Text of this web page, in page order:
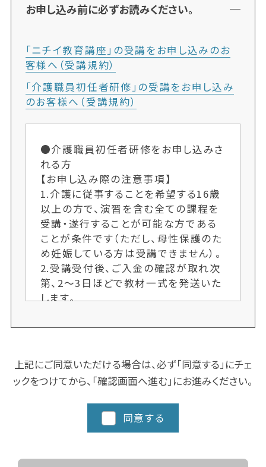
お申し込み前に必ずお読みください。
「ニチイ教育講座」の受講をお申し込みのお
客様へ（受講規約）
「介護職員初任者研修」の受講をお申し込み
のお客様へ（受講規約）
●介護職員初任者研修をお申し込みさ
れる方
【お申し込み際の注意事項】
1.介護に従事することを希望する16歳
以上の方で、演習を含む全ての課程を
受講・遂行することが可能な方である
ことが条件です（ただし、母性保護のた
め妊娠している方は受講できません）。
2.受講受付後、ご入金の確認が取れ次
第、2〜3日ほどで教材一式を発送いた
します。
数の場合、次回開講までお待ちいただ
はお早めにお願いします。又、人数によ
り開講しない場合もございます。ご了承
ください。
4.クラスにより日程や時間を変更する
場合がございますので、ご了承くださ
加カリキュラム、実習など時間数が異
上記にご同意いただける場合は、必ず「同意する」にチェ
ックをつけてから、「確認画面へ進む」にお進みください。
同意する